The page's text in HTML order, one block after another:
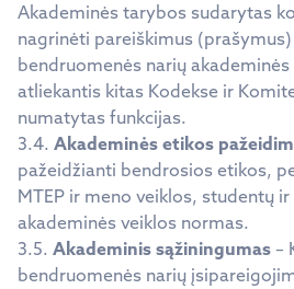
Akademinės tarybos sudarytas
nagrinėti pareiškimus
bendruomenės narių
atliekantis kitas Kodekse ir
numatytas funkcijas.
3.4. Akademinės etikos
pažeidžianti bendrosios etikos,
MTEP ir meno veiklos, studentų
akademinės veiklos normas.
3.5. Akademinis sąžiningumas –
bendruomenės narių